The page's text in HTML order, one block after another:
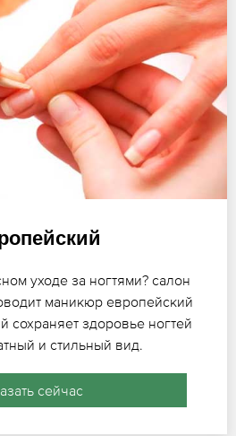
уходе за ногтями? салон
маникюр европейский
сохраняет здоровье ногтей
и стильный вид.
сейчас